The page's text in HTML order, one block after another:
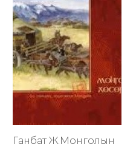
Ганбат Ж.Монголын